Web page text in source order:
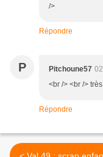
/>
Répondre
P Pitchoune57
<br /> <br />
Répondre